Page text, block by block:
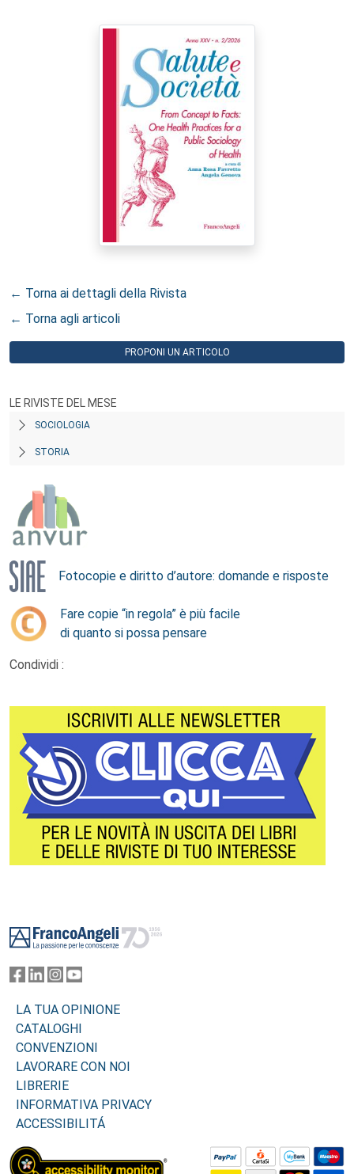
← Torna ai dettagli della Rivista
← Torna agli articoli
PROPONI UN ARTICOLO
LE RIVISTE DEL MESE
SOCIOLOGIA
STORIA
Fotocopie e diritto d’autore: domande e risposte
Fare copie “in regola” è più facile
di quanto si possa pensare
Condividi :
LA TUA OPINIONE
CATALOGHI
CONVENZIONI
LAVORARE CON NOI
LIBRERIE
INFORMATIVA PRIVACY
ACCESSIBILITÁ